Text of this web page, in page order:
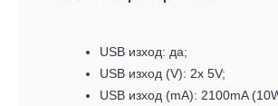
USB изход: да;
USB изход (V): 2x 5V;
USB изход (mA): 2100mA